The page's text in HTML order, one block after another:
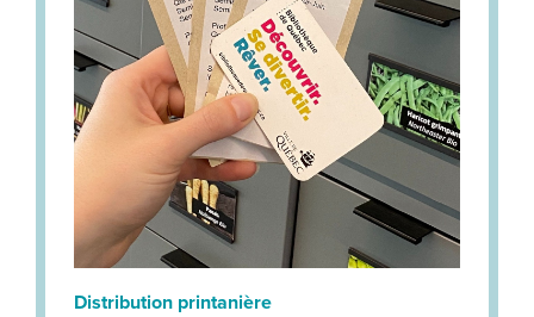
Distribution printanière